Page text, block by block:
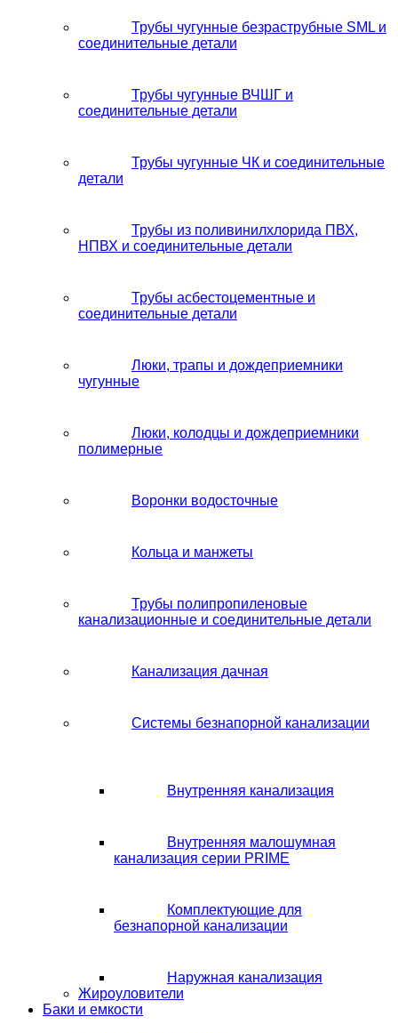
Трубы чугунные безраструбные SML и
соединительные детали
Трубы чугунные ВЧШГ и
соединительные детали
Трубы чугунные ЧК и соединительные
детали
Трубы из поливинилхлорида ПВХ,
НПВХ и соединительные детали
Трубы асбестоцементные и
соединительные детали
Люки, трапы и дождеприемники
чугунные
Люки, колодцы и дождеприемники
полимерные
Воронки водосточные
Кольца и манжеты
Трубы полипропиленовые
канализационные и соединительные детали
Канализация дачная
Системы безнапорной канализации
Внутренняя канализация
Внутренняя малошумная
канализация серии PRIME
Комплектующие для
безнапорной канализации
Наружная канализация
Жироуловители
Баки и емкости